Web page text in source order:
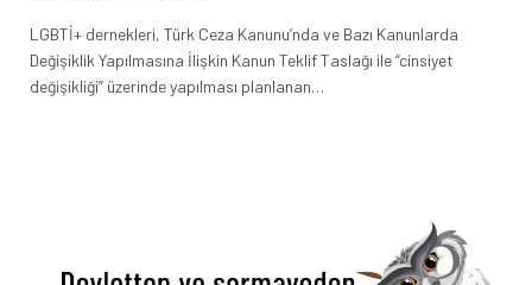
LGBTİ+ dernekleri, Türk Ceza Kanunu’nda ve Bazı Kanunlarda
Değişiklik Yapılmasına İlişkin Kanun Teklif Taslağı ile “cinsiyet
değişikliği” üzerinde yapılması planlanan…